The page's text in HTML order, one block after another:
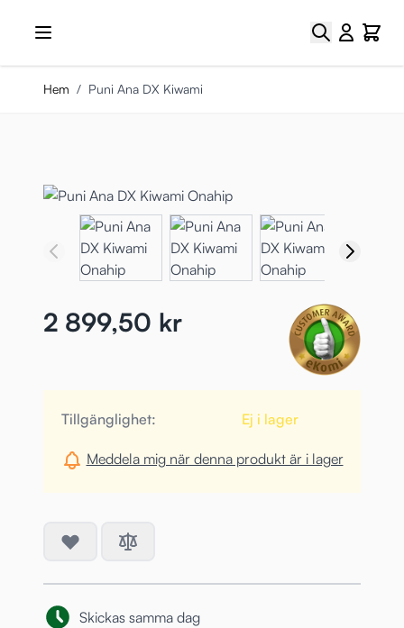
Sök
Cart
Hem / Puni Ana DX Kiwami
2 899,50 kr
Tillgänglighet: Ej i lager
Meddela mig när denna produkt är i lager
Skickas samma dag